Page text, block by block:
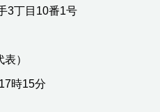
3丁目10番1号
）
時15分